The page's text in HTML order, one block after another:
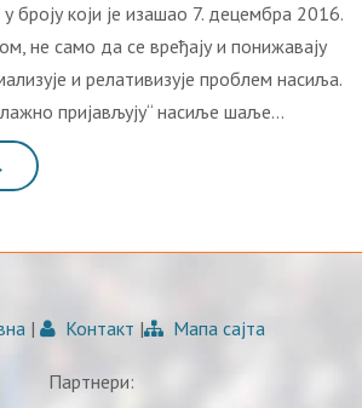
броју који је изашао 7. децембра 2016.
не само да се вређају и понижавају
и релативизује проблем насиља.
пријављују“ насиље шаље…
| Контакт | Мапа сајта
Партнери: